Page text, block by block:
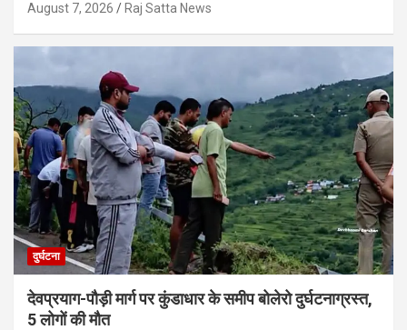
August 7, 2026 Raj Satta News
दुर्घटना
देवप्रयाग-पौड़ी मार्ग पर कुंडाधार के समीप बोलेरो दुर्घटनाग्रस्त,
5 लोगों की मौत